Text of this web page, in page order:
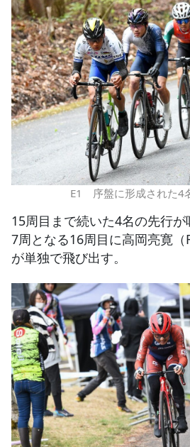
E1 序盤に形成された4
15周目まで続いた4名の先行が
7周となる16周目に高岡亮寛（
が単独で飛び出す。